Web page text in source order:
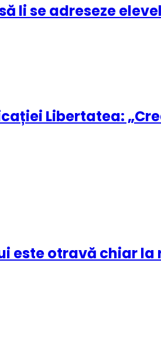
li se adreseze
Libertatea:
otravă chiar la